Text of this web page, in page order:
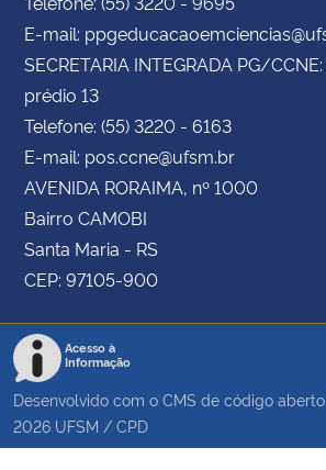
E-mail:
SECRETARIA INTEGRADA PG/
prédio 13
Telefone: (55) 3220 - 6163
E-mail: pos.ccne@ufsm.br
AVENIDA RORAIMA, nº 1000
Bairro CAMOBI
Santa Maria - RS
CEP: 97105-900
Acesso à
Informação
Desenvolvido com o CMS de código aberto
2026 UFSM / CPD